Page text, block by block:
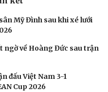
Mỹ Đình sau khi xé lưới
ngờ về Hoàng Đức sau trận
đấu Việt Nam 3-1
Cup 2026